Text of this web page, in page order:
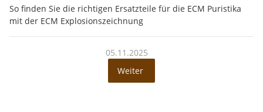
So finden Sie die richtigen Ersatzteile für die ECM Puristika
mit der ECM Explosionszeichnung
05.11.2025
Weiter